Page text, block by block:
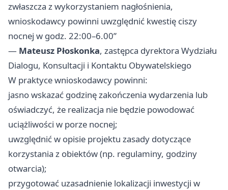
zwłaszcza z wykorzystaniem nagłośnienia,
wnioskodawcy powinni uwzględnić kwestię ciszy
nocnej w godz. 22:00–6.00”
— Mateusz Płoskonka, zastępca dyrektora Wydziału
Dialogu, Konsultacji i Kontaktu Obywatelskiego
W praktyce wnioskodawcy powinni:
jasno wskazać godzinę zakończenia wydarzenia lub
oświadczyć, że realizacja nie będzie powodować
uciążliwości w porze nocnej;
uwzględnić w opisie projektu zasady dotyczące
korzystania z obiektów (np. regulaminy, godziny
otwarcia);
przygotować uzasadnienie lokalizacji inwestycji w